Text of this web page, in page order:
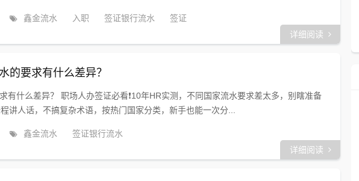
鑫金流水 入职 签证银行流水
签证
详细阅读
的要求有什么差异？
有什么差异？ 职场人办签证必看❗️10年HR实测，不同国家流水要求差太多，别瞎准备
讲人话，不搞复杂术语，按热门国家分类，新手也能一次分...
鑫金流水
签证银行流水
详细阅读